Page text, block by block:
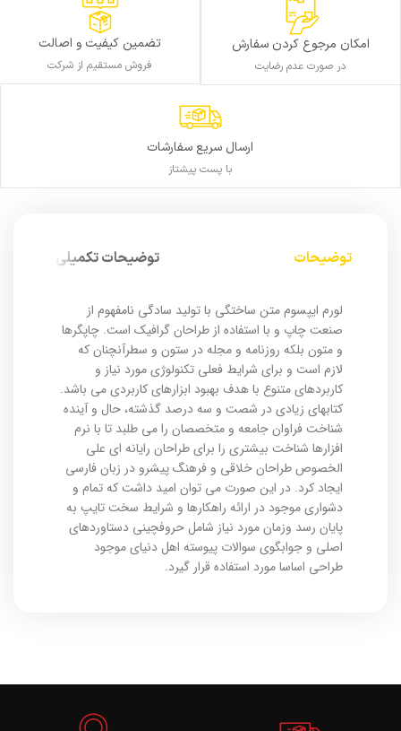
امکان مرجوع کردن سفارش
در صورت عدم رضایت
تضمین کیفیت و اصالت
فروش مستقیم از شرکت
ارسال سریع سفارشات
با پست پیشتاز
توضیحات توضیحات تکمیلی
لورم ایپسوم متن ساختگی با تولید سادگی نامفهوم از
صنعت چاپ و با استفاده از طراحان گرافیک است. چاپگرها
و متون بلکه روزنامه و مجله در ستون و سطرآنچنان که
لازم است و برای شرایط فعلی تکنولوژی مورد نیاز و
کاربردهای متنوع با هدف بهبود ابزارهای کاربردی می باشد.
کتابهای زیادی در شصت و سه درصد گذشته، حال و آینده
شناخت فراوان جامعه و متخصصان را می طلبد تا با نرم
افزارها شناخت بیشتری را برای طراحان رایانه ای علی
الخصوص طراحان خلاقی و فرهنگ پیشرو در زبان فارسی
ایجاد کرد. در این صورت می توان امید داشت که تمام و
دشواری موجود در ارائه راهکارها و شرایط سخت تایپ به
پایان رسد وزمان مورد نیاز شامل حروفچینی دستاوردهای
اصلی و جوابگوی سوالات پیوسته اهل دنیای موجود
طراحی اساسا مورد استفاده قرار گیرد.